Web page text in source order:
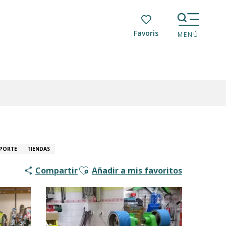
Voir les favoris
MENÚ
TIENDAS
CompartirAjouter aux favoris
Añadir a mis favoritos